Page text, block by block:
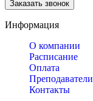
Информация
О компании
Расписание
Оплата
Преподаватели
Контакты